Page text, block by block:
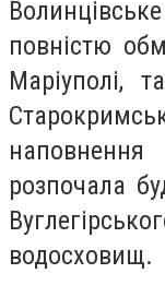
повністю
Маріуполі,
розпочала
водосховищ.